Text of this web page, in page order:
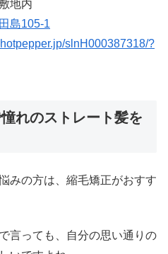
地内
島105-1
slnH000387318/?
れのストレート髪を
みの方は、縮毛矯正がおすす
言っても、自分の思い通りの